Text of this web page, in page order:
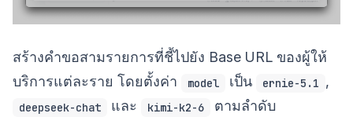
สร้างคำขอสามรายการที่ชี้ไปยัง Base URL ของผู้ให้
บริการแต่ละราย โดยตั้งค่า
model เป็น ernie-5.1 ,
deepseek-chat และ kimi-k2-6 ตามลำดับ